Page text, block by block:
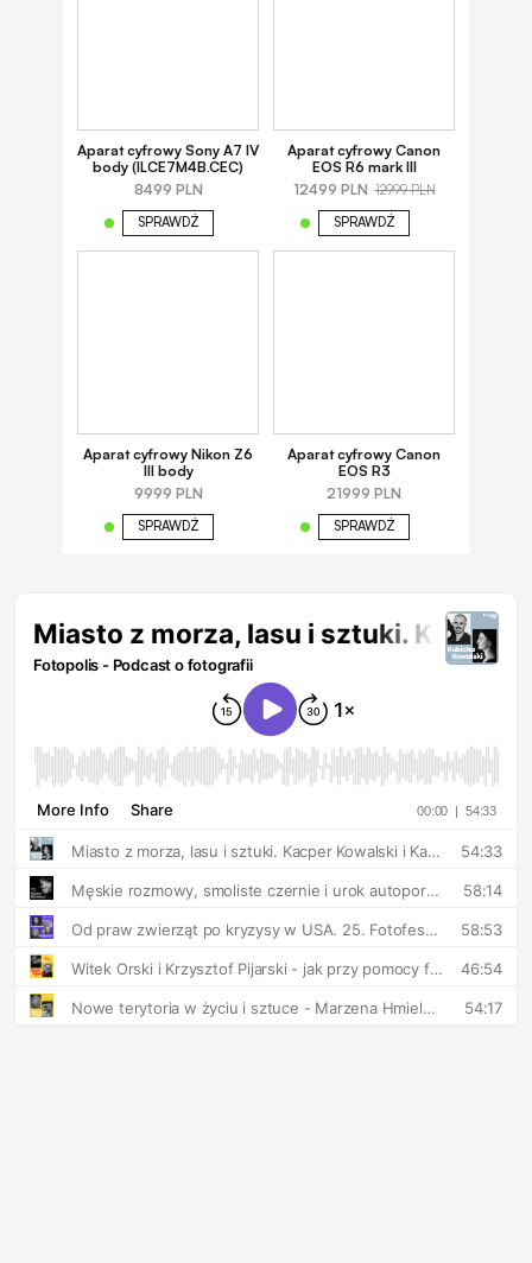
Aparat cyfrowy Sony A7 IV
body (ILCE7M4B.CEC)
8499 PLN
SPRAWDŹ
Aparat cyfrowy Canon
EOS R6 mark III
12499 PLN 12999 PLN
SPRAWDŹ
Aparat cyfrowy Nikon Z6
III body
9999 PLN
SPRAWDŹ
Aparat cyfrowy Canon
EOS R3
21999 PLN
SPRAWDŹ